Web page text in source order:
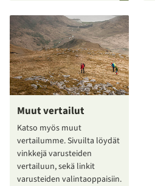
Muut vertailut
Katso myös muut
vertailumme. Sivuilta löydät
vinkkejä varusteiden
vertailuun, sekä linkit
varusteiden valintaoppaisiin.